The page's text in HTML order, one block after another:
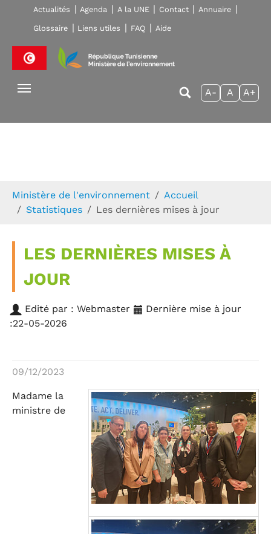
Skip to main navigation
Aller au contenu principal
Skip to page footer
Actualités Agenda A la UNE Contact Annuaire
Glossaire Liens utiles FAQ Aide
A- A A+
Ministère de l'environnement
Accueil
Statistiques
Les dernières mises à jour
LES DERNIÈRES MISES À
JOUR
Edité par : Webmaster
Dernière mise à jour
:22-05-2026
09/12/2023
Madame la
ministre de